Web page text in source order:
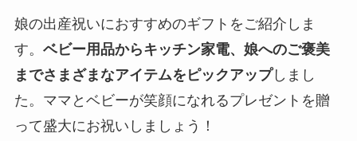
娘の出産祝いにおすすめのギフトをご紹介しま
す。 ベビー用品からキッチン家電、娘へのご褒美
までさまざまなアイテムをピックアップしまし
た。ママとベビーが笑顔になれるプレゼントを贈
って盛大にお祝いしましょう！